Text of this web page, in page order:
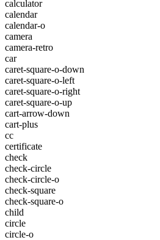
calculator
calendar
calendar-o
camera
camera-retro
car
caret-square-o-down
caret-square-o-left
caret-square-o-right
caret-square-o-up
cart-arrow-down
cart-plus
cc
certificate
check
check-circle
check-circle-o
check-square
check-square-o
child
circle
circle-o